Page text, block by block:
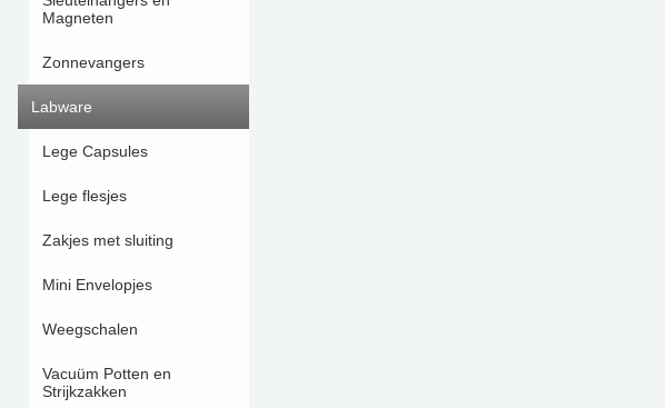
Magneten
Zonnevangers
Labware
Lege Capsules
Lege flesjes
Zakjes met sluiting
Mini Envelopjes
Weegschalen
Vacuüm Potten en
Strijkzakken